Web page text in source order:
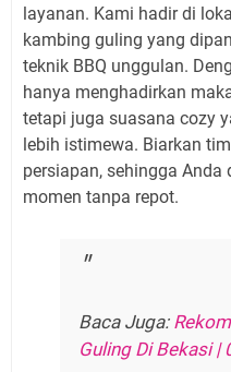
layanan. Kami hadir di
kambing guling yang
teknik BBQ unggulan.
hanya menghadirkan
tetapi juga suasana cozy
lebih istimewa. Biarkan
persiapan, sehingga
momen tanpa repot.
Baca Juga:
Guling Di Bekasi